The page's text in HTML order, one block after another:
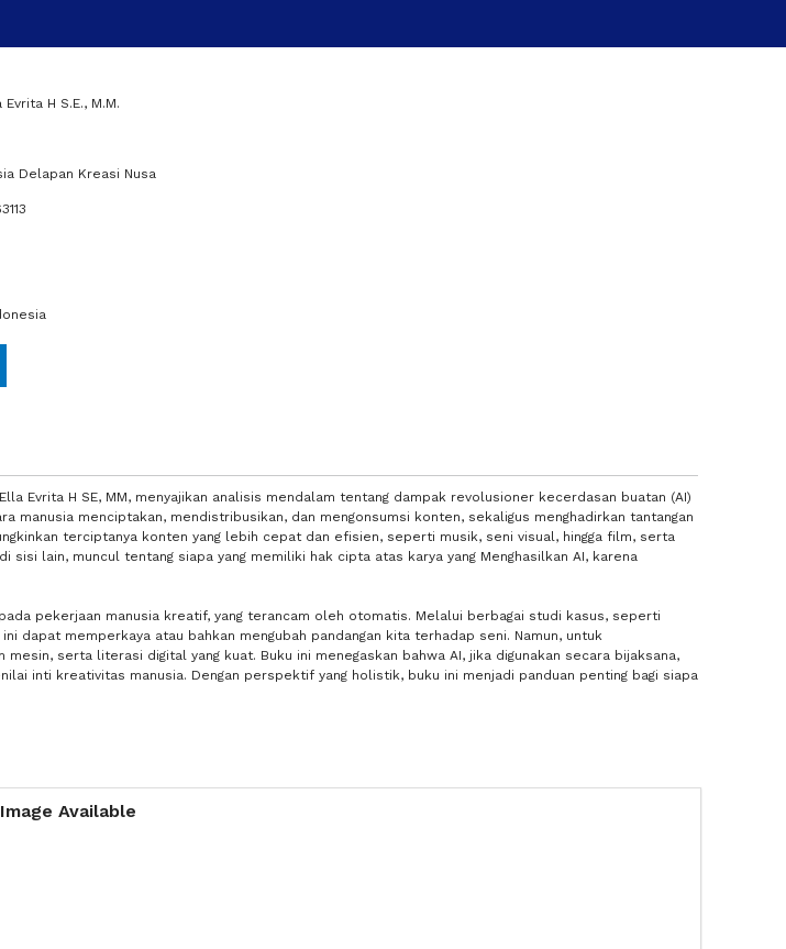
Evrita H S.E., M.M.
Delapan Kreasi Nusa
Ella Evrita H SE, MM, menyajikan analisis mendalam tentang dampak revolusioner kecerdasan buatan (AI)
manusia menciptakan, mendistribusikan, dan mengonsumsi konten, sekaligus menghadirkan tantangan
terciptanya konten yang lebih cepat dan efisien, seperti musik, seni visual, hingga film, serta
sisi lain, muncul tentang siapa yang memiliki hak cipta atas karya yang Menghasilkan AI, karena
pekerjaan manusia kreatif, yang terancam oleh otomatis. Melalui berbagai studi kasus, seperti
dapat memperkaya atau bahkan mengubah pandangan kita terhadap seni. Namun, untuk
serta literasi digital yang kuat. Buku ini menegaskan bahwa AI, jika digunakan secara bijaksana,
inti kreativitas manusia. Dengan perspektif yang holistik, buku ini menjadi panduan penting bagi siapa